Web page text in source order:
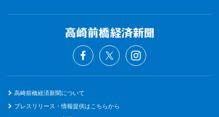
高崎前橋経済新聞について
プレスリリース・情報提供はこちらから